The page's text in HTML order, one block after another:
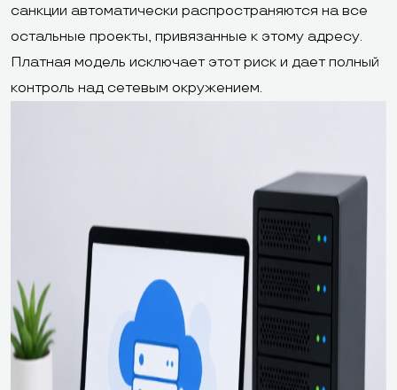
санкции автоматически распространяются на все
остальные проекты, привязанные к этому адресу.
Платная модель исключает этот риск и дает полный
контроль над сетевым окружением.